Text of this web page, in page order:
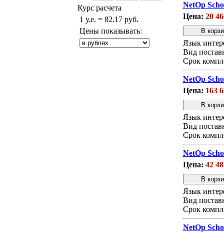
Курс расчета
1 у.е. = 82.17 руб.
Цены показывать:
NetOp
Цена: 20
Язык
Вид
Срок
NetOp
Цена: 163
Язык
Вид
Срок
NetOp
Цена: 42
Язык
Вид
Срок
NetOp